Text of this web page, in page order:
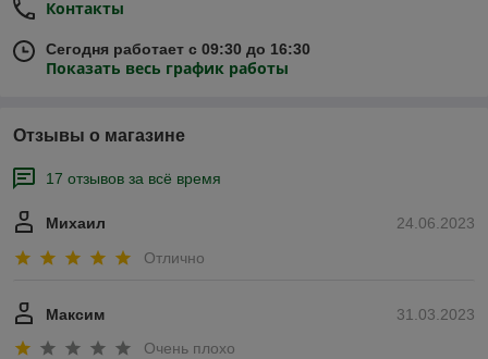
Контакты
Сегодня работает с 09:30 до 16:30
Показать весь график работы
Отзывы о магазине
17 отзывов за всё время
24.06.2023
Михаил
Отлично
31.03.2023
Максим
Очень плохо